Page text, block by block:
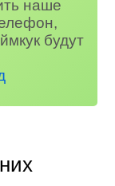
наше
будут